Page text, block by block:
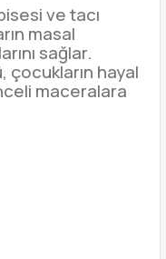
ve tacı
masal
sağlar.
çocukların hayal
maceralara